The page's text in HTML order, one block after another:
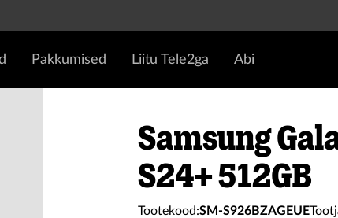
Pakkumised Liitu Tele2ga Abi
Samsung
S24+ 512GB
Tootekood:SM-S926BZAGEUE